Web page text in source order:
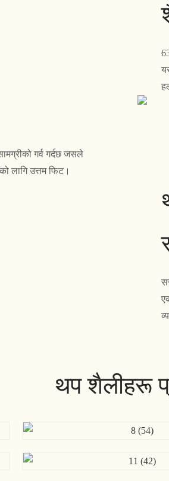
गर्व गर्दछ जसले
लागि उत्तम फिट।
थप शैलीहरू